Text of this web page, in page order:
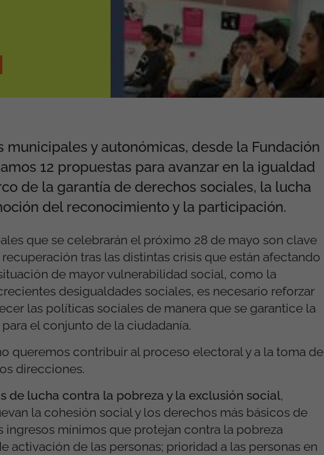
municipales y autonómicas, desde la Fundación
12 propuestas para avanzar en la igualdad
de la garantía de derechos sociales, la lucha
del reconocimiento y la participación.
que se celebrarán el próximo 28 de mayo son clave
tras las distintas crisis que están afectando
de mayor vulnerabilidad social, como la
desigualdades sociales, es necesario reforzar
las políticas sociales de manera que se garantice la
el conjunto de la ciudadanía.
queremos contribuir al proceso electoral y a la toma de
direcciones.
de lucha contra la pobreza y la exclusión social,
la cohesión social y los derechos más básicos de
ingresos mínimos que protejan contra la pobreza
activación de las personas; prioridad a las personas en